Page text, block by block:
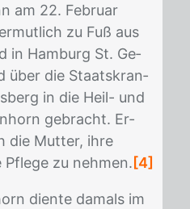
am 22. Fe­bru­ar
zu Fuß aus
in Ham­burg St. Ge­
über die Staats­kran­
in die Heil- und
ge­bracht. Er­
die Mut­ter, ihre
zu neh­men.[4]
dien­te da­mals im